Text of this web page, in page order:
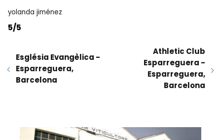
yolanda jiménez
5/5
Església Evangèlica -
Esparreguera,
Barcelona
Athletic Club
Esparreguera -
Esparreguera,
Barcelona